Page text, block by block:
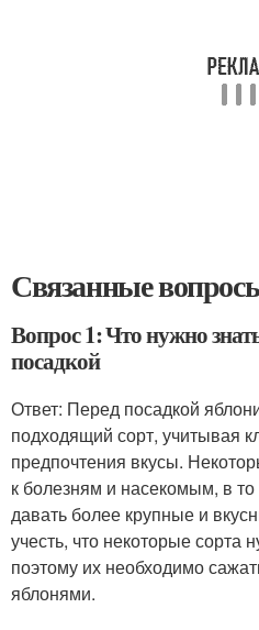
Связанные
Вопрос 1: Что нужно
посадкой
Ответ: Перед посадкой
подходящий сорт, учитывая
предпочтения вкусы.
к болезням и насекомым, в то
давать более крупные и
учесть, что некоторые сорта
поэтому их необходимо
яблонями.